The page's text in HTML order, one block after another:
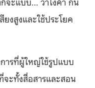
ยงสูงและใช้ประโยค
ารที่ผู้ใหญ่ใช้รูปแบบ
จะทั้งสื่อสารและสอน